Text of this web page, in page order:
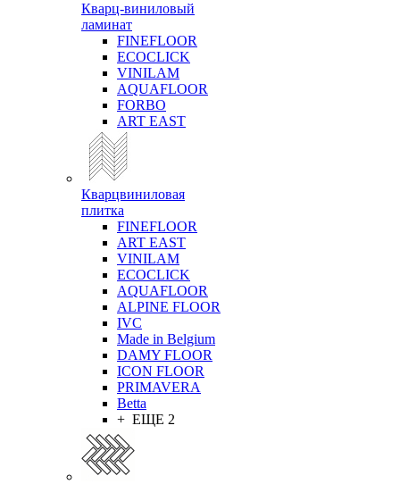
Кварц-виниловый
ламинат
FINEFLOOR
ECOCLICK
VINILAM
AQUAFLOOR
FORBO
ART EAST
Кварцвиниловая
плитка
FINEFLOOR
ART EAST
VINILAM
ECOCLICK
AQUAFLOOR
ALPINE FLOOR
IVC
Made in Belgium
DAMY FLOOR
ICON FLOOR
PRIMAVERA
Betta
+ ЕЩЕ 2